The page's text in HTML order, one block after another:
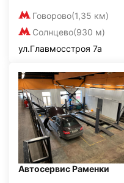
Говорово(1,35 км)
Солнцево(930 м)
ул.Главмосстроя 7а
Автосервис Раменки